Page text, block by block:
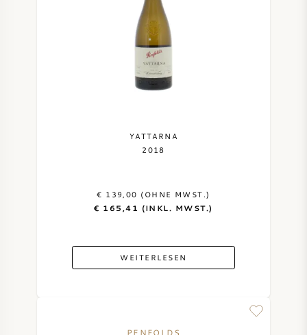
YATTARNA
2018
€ 139,00 (OHNE MWST.)
€ 165,41 (INKL. MWST.)
WEITERLESEN
PENFOLDS